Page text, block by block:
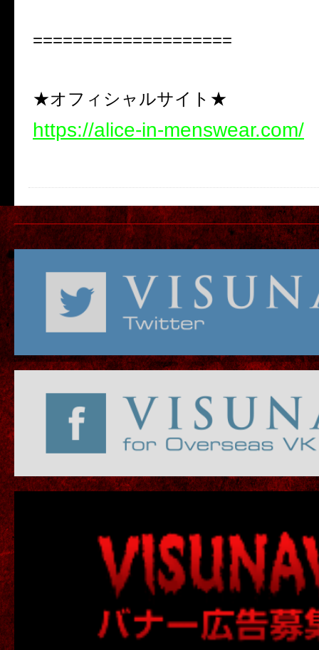
====================
★オフィシャルサイト★
https://alice-in-menswear.com/